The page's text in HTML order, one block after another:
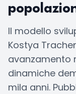
Il modello
Kostya
avanzamento
dinamiche
mila anni.